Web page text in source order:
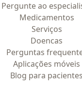
Pergunte ao
Medicamentos
Serviços
Doencas
Perguntas
Aplicações móveis
Blog para pacientes